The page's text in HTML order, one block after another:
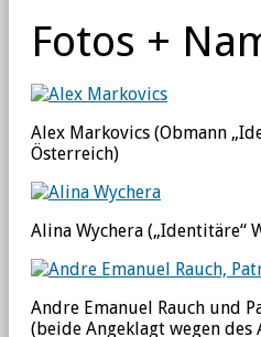
Fotos +
Alex Markovics (Obmann
Österreich)
Alina Wychera („Identitäre“
Andre Emanuel Rauch und
(beide Angeklagt wegen